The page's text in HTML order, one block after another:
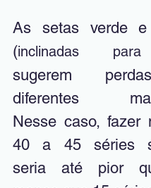
As setas verde e
(inclinadas
sugerem
diferentes
Nesse caso, fazer
40 a 45 séries
seria até pior